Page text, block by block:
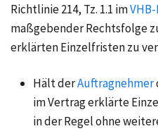
Richtlinie 214, Tz. 1.1 im
maßgebender Rechtsfolge
erklärten Einzelfristen zu
Hält derAuftragnehmer
im Vertrag erklärte
in der Regel ohne